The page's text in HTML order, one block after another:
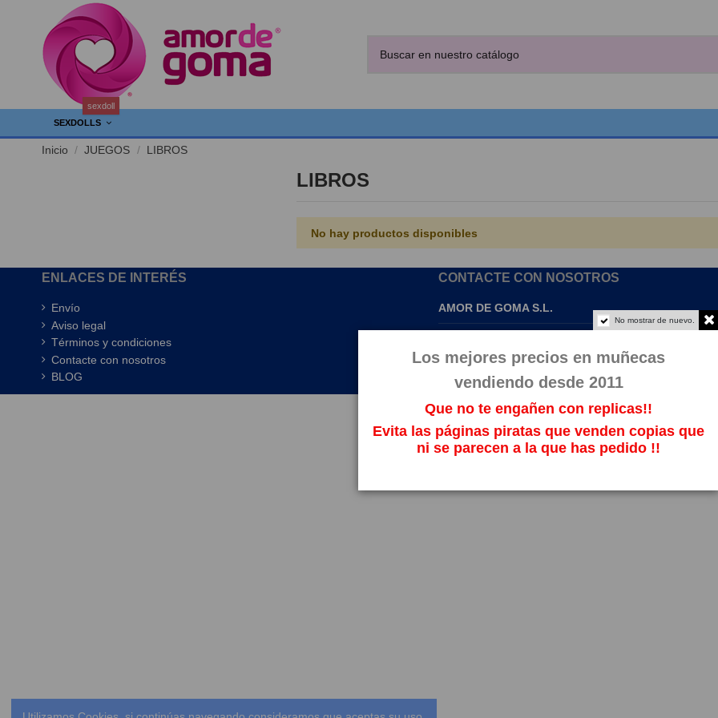
SEXDOLLS
sexdoll
Inicio JUEGOS LIBROS
LIBROS
No hay productos disponibles
ENLACES DE INTERÉS
Envío
Aviso legal
Términos y condiciones
Contacte con nosotros
BLOG
CONTACTE CON NOSOTROS
AMOR DE GOMA S.L.
No mostrar de nuevo.
Los mejores precios en muñecas
vendiendo desde 2011
Que no te engañen con replicas!!
Evita las páginas piratas que venden copias que
ni se parecen a la que has pedido !!